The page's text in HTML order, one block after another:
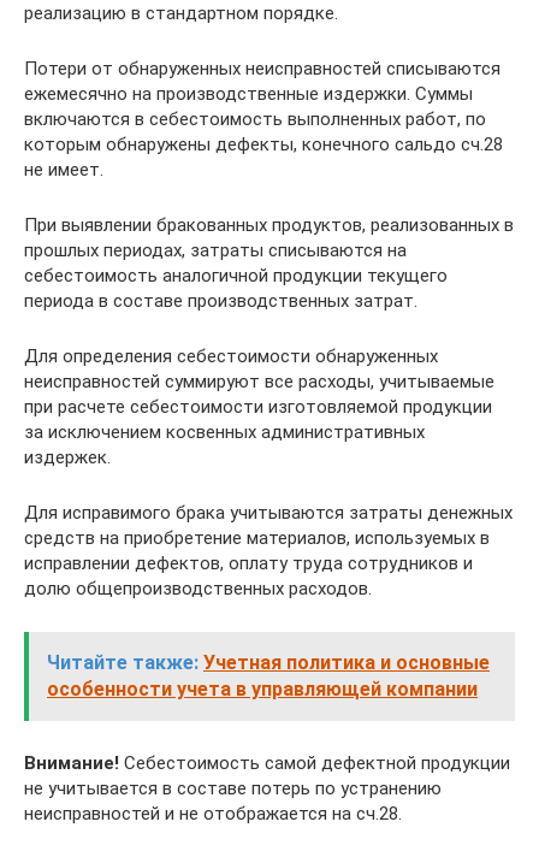
реализацию в стандартном порядке.
Потери от обнаруженных неисправностей списываются
ежемесячно на производственные издержки. Суммы
включаются в себестоимость выполненных работ, по
которым обнаружены дефекты, конечного сальдо сч.28
не имеет.
При выявлении бракованных продуктов, реализованных в
прошлых периодах, затраты списываются на
себестоимость аналогичной продукции текущего
периода в составе производственных затрат.
Для определения себестоимости обнаруженных
неисправностей суммируют все расходы, учитываемые
при расчете себестоимости изготовляемой продукции
за исключением косвенных административных
издержек.
Для исправимого брака учитываются затраты денежных
средств на приобретение материалов, используемых в
исправлении дефектов, оплату труда сотрудников и
долю общепроизводственных расходов.
Читайте также: Учетная политика и основные
особенности учета в управляющей компании
Внимание! Себестоимость самой дефектной продукции
не учитывается в составе потерь по устранению
неисправностей и не отображается на сч.28.